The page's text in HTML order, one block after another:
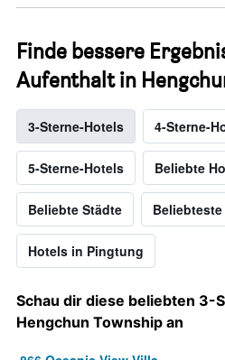
Finde bessere
Aufenthalt in
3-Sterne-Hotels 4-Sterne-
5-Sterne-Hotels Beliebte
Beliebte Städte
Hotels in Pingtung
Schau dir diese beliebten 3-
Hengchun Township an